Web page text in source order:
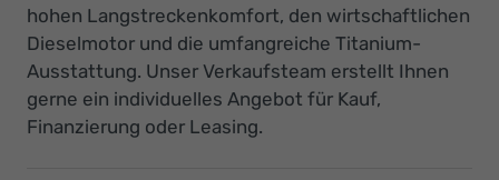
hohen Langstreckenkomfort, den wirtschaftlichen
Dieselmotor und die umfangreiche Titanium-
Ausstattung. Unser Verkaufsteam erstellt Ihnen
gerne ein individuelles Angebot für Kauf,
Finanzierung oder Leasing.